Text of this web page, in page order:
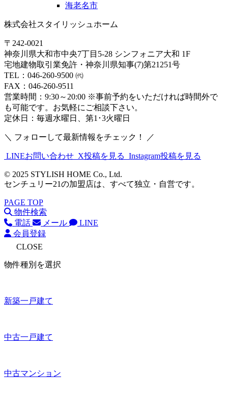
海老名市
株式会社スタイリッシュホーム
〒242-0021
神奈川県大和市中央7丁目5-28 シンフォニア大和 1F
宅地建物取引業免許・神奈川県知事(7)第21251号
TEL：046-260-9500 ㈹
FAX：046-260-9511
営業時間：9:30～20:00 ※事前予約をいただければ時間外で
も可能です。お気軽にご相談下さい。
定休日：毎週水曜日、第1･3火曜日
＼ フォローして最新情報をチェック！ ／
LINEお問い合わせ X投稿を見る Instagram投稿を見る
© 2025 STYLISH HOME Co., Ltd.
センチュリー21の加盟店は、すべて独立・自営です。
PAGE TOP
物件検索
電話
メール
LINE
会員登録
CLOSE
物件種別を選択
新築一戸建て
中古一戸建て
中古マンション